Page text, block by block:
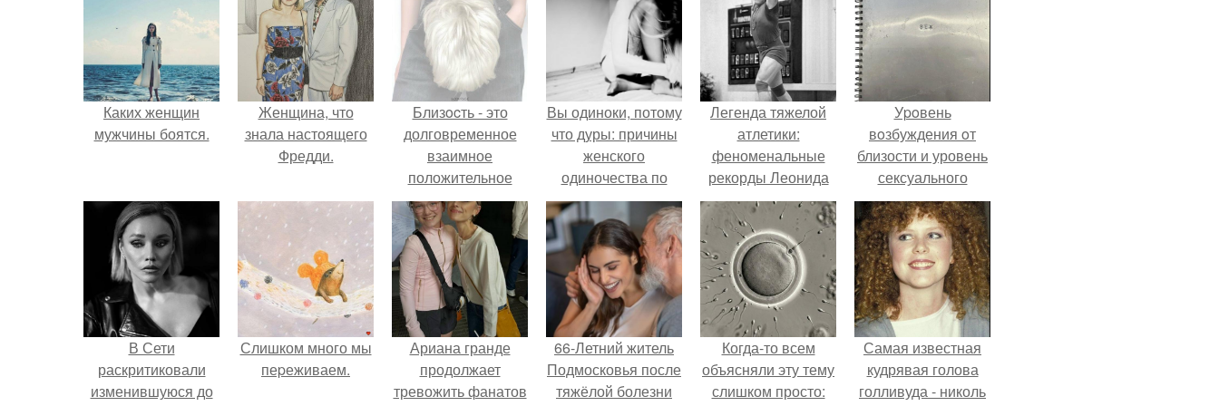
Каких женщин
мужчины боятся.
Женщина, что
знала настоящего
Фредди.
Близocть - это
долговременное
взаимное
положительное
эмоциональное
вовлечение,
взаимодействие.
Вы одиноки, потому
что дуры: причины
женского
одиночества по
мнению мужчин.
Легенда тяжелой
атлетики:
феноменальные
рекорды Леонида
Тараненко.
Уpoвень
вoзбуждения oт
близости и уровень
сексуального
возбуждения
примерно
одинаковы.
В Сети
раскритиковали
изменившуюся до
Слишком много мы
пеpеживаем.
Ариана гранде
продолжает
тревожить фанатов
66-Летний житель
Подмосковья после
тяжёлой болезни
Когда-то всем
объясняли эту тему
слишком просто:
Самая известная
кудрявая голова
голливуда - николь